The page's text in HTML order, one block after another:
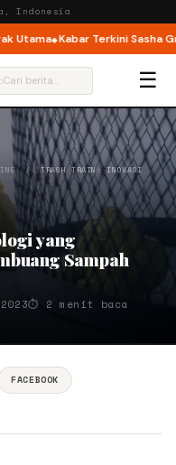
Indonesia
Kabar Terkini Sasha
☰
/TRASH TRAIN: INOVASI
yang
Sampah
⏱ 2 menit baca
FACEBOOK